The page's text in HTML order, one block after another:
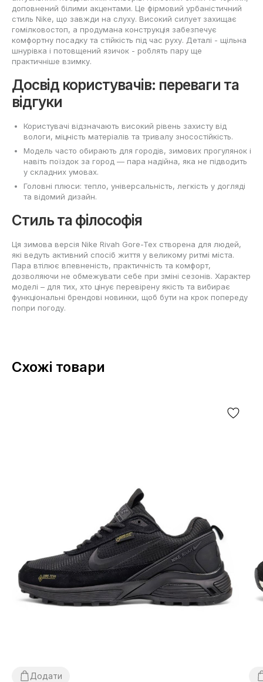
доповнений білими акцентами. Це фірмовий урбаністичний
стиль Nike, що завжди на слуху. Високий силует захищає
гомілковостоп, а продумана конструкція забезпечує
комфортну посадку та стійкість під час руху. Деталі - щільна
шнурівка і потовщений язичок - роблять пару ще
практичніше взимку.
Досвід користувачів: переваги та
відгуки
Користувачі відзначають високий рівень захисту від
вологи, міцність матеріалів та тривалу зносостійкість.
Модель часто обирають для городів, зимових прогулянок і
навіть поїздок за город — пара надійна, яка не підводить
у складних умовах.
Головні плюси: тепло, універсальність, легкість у догляді
та відомий дизайн.
Стиль та філософія
Ця зимова версія Nike Rivah Gore-Tex створена для людей,
які ведуть активний спосіб життя у великому ритмі міста.
Пара втілює впевненість, практичність та комфорт,
дозволяючи не обмежувати себе при зміні сезонів. Характер
моделі – для тих, хто цінує перевірену якість та вибирає
функціональні брендові новинки, щоб бути на крок попереду
попри погоду.
Схожі товари
Додати